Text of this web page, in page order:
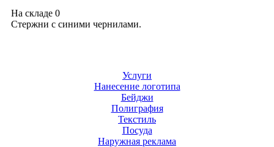
На складе 0
Стержни с синими чернилами.
Услуги
Нанесение логотипа
Бейджи
Полиграфия
Текстиль
Посуда
Наружная реклама